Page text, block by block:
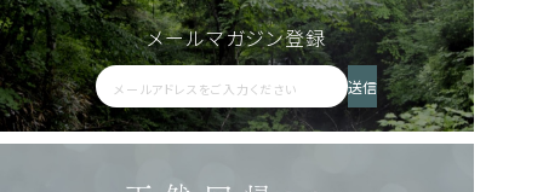
使い方
＜シャンプー＞
アロマウォーター HIBA
2,200 税込
リードディフューザー
AKIU 200ml
人気商品 定期便あり 詰替えあり
18,480
シャンプー・トリートメント
人気商品 定期便あり 詰替えあり
8,360
メールマガジン登録
送信